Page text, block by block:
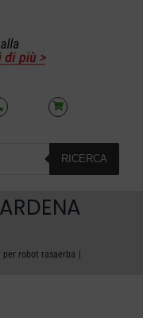
RICERCA
per robot rasaerba